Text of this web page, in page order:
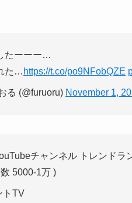
たーーー…
た… https://t.co/po9NFobQZE
る (@furuoru) November 1,
チャンネル トレンドラ
5000-1万 )
トTV